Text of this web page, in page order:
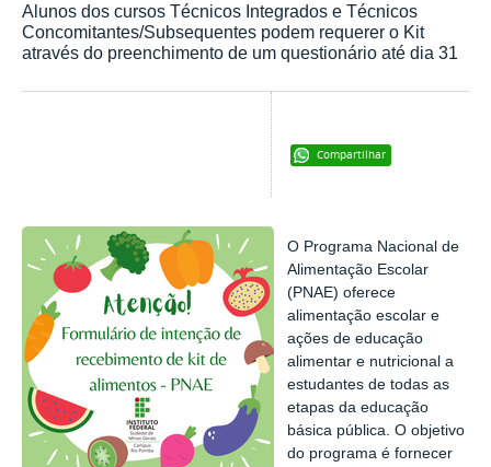
Alunos dos cursos Técnicos Integrados e Técnicos
Concomitantes/Subsequentes podem requerer o Kit
através do preenchimento de um questionário até dia 31
Compartilhar
O Programa Nacional de
Alimentação Escolar
(PNAE) oferece
alimentação escolar e
ações de educação
alimentar e nutricional a
estudantes de todas as
etapas da educação
básica pública. O objetivo
do programa é fornecer